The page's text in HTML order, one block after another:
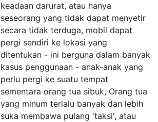
keadaan darurat, atau hanya
seseorang yang tidak dapat menyetir
secara tidak terduga, mobil dapat
pergi sendiri ke lokasi yang
ditentukan - ini berguna dalam banyak
kasus penggunaan - anak-anak yang
perlu pergi ke suatu tempat
sementara orang tua sibuk, Orang tua
yang minum terlalu banyak dan lebih
suka membawa pulang 'taksi', atau